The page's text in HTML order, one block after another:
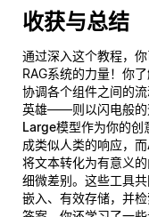
收获与总结
通过深入这个教程，
RAG系统的力量！你
协调各个组件之间的
英雄——则以闪电般的
Large模型作为你的创
成类似人类的响应，而
将文本转化为有意义
细微差别。这些工具
嵌入、有效存储，并